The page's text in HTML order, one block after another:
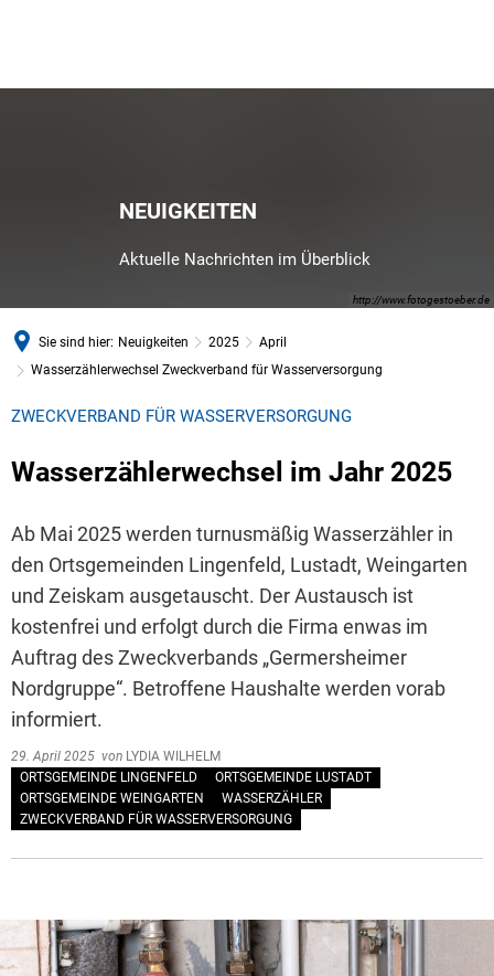
http://www.fotogestoeber.de
NEUIGKEITEN
Aktuelle Nachrichten im Überblick
Sie sind hier: Neuigkeiten 2025
April
Wasserzählerwechsel Zweckverband für Wasserversorgung
ZWECKVERBAND FÜR WASSERVERSORGUNG
Wasserzählerwechsel im Jahr 2025
Ab Mai 2025 werden turnusmäßig Wasserzähler in
den Ortsgemeinden Lingenfeld, Lustadt, Weingarten
und Zeiskam ausgetauscht. Der Austausch ist
kostenfrei und erfolgt durch die Firma enwas im
Auftrag des Zweckverbands „Germersheimer
Nordgruppe“. Betroffene Haushalte werden vorab
informiert.
29. April 2025 von LYDIA WILHELM
ORTSGEMEINDE LINGENFELD
ORTSGEMEINDE LUSTADT
ORTSGEMEINDE WEINGARTEN
WASSERZÄHLER
ZWECKVERBAND FÜR WASSERVERSORGUNG